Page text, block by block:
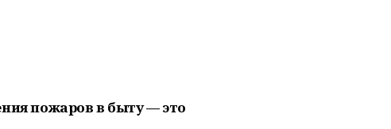
пожаров в быту — это